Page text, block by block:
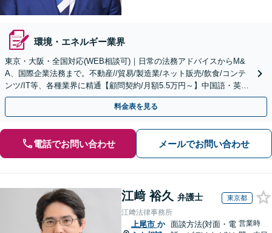
環境・エネルギー業界
東京・大阪・全国対応(WEB相談可)｜日常の法務アドバイスからM&
A、国際企業法務まで。不動産//貿易/製造業/ネット販売/飲食/コンテ
ンツ/IT等、各種業界に精通【顧問契約/月額5.5万円～】中国語・英
語・韓国語・ベトナム語・タイ語対応可
料金表を見る
電話でお問い合わせ メールでお問い合わせ
江﨑 裕久 弁護士 東京都
江﨑法律事務所
上尾市 か 面談方法(対面・電 営業時